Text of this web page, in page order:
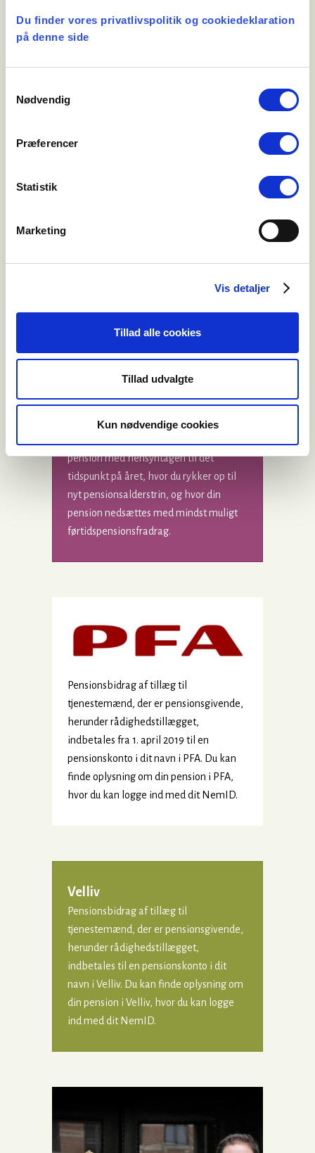
Du finder vores privatlivspolitik og cookiedeklaration
på denne side
Nødvendig
Præferencer
Statistik
Marketing
Vis detaljer
Tillad alle cookies
Tillad udvalgte
Kun nødvendige cookies
Børnepension og
Børn under 21 år og stedbørn får børnepension
december 2018-niveau).
årligt (1. december 2018-niveau).
Er dine oplysninger korrekte?
Din personlige tjenestemandspension
kan du se påtjenestemandspension.dk,
Du bør kontrollere de
ansættelsesoplysninger, der findes på
pension med hensyntagen til det
tidspunkt på året, hvor du rykker op til
nyt pensionsalderstrin, og hvor din
pension nedsættes med mindst muligt
førtidspensionsfradrag.
Pensionsbidrag af tillæg til
tjenestemænd, der er pensionsgivende,
herunder rådighedstillægget,
indbetales fra 1. april 2019 til en
pensionskonto i dit navn i PFA. Du kan
finde oplysning om din pension i PFA,
hvor du kan logge ind med dit NemID.
Velliv
Pensionsbidrag af tillæg til
tjenestemænd, der er pensionsgivende,
herunder rådighedstillægget,
indbetales til en pensionskonto i dit
navn i Velliv. Du kan finde oplysning om
din pension i Velliv, hvor du kan logge
ind med dit NemID.